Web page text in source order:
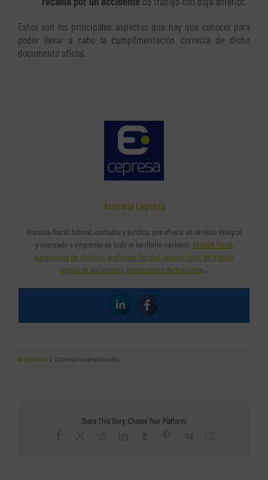
Estos son los principales aspectos que hay que conocer para
poder llevar a cabo la cumplimentación correcta de dicho
documento oficial.
Asesoría Cepresa
Asesoría fiscal, laboral, contable y jurídica, que ofrece un servicio integral
y avanzado a empresas de todo el territorio nacional. Gestión fiscal,
outsourcing de nóminas,auditorías fiscales, inspecciones de trabajo,
grupos de sociedades, inspecciones de Hacienda…
Área laboral | Comentarios desactivadosen
accidentes
Share This Story, Choose Your Platform!